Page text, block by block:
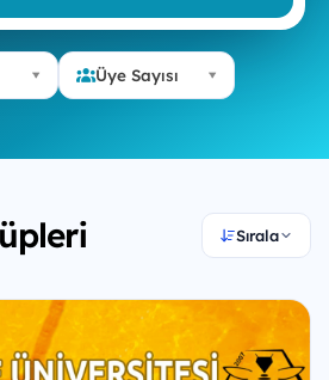
Üye Sayısı
Sırala